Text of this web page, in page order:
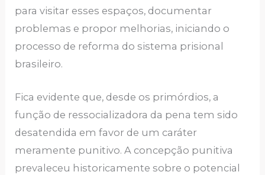
para visitar esses espaços, documentar
problemas e propor melhorias, iniciando o
processo de reforma do sistema prisional
brasileiro.
Fica evidente que, desde os primórdios, a
função de ressocializadora da pena tem sido
desatendida em favor de um caráter
meramente punitivo. A concepção punitiva
prevaleceu historicamente sobre o potencial